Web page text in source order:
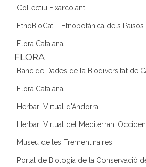
Col·lectiu Eixarcolant
EtnoBioCat – Etnobotànica dels Països
Flora Catalana
FLORA
Banc de Dades de la Biodiversitat de
Flora Catalana
Herbari Virtual d'Andorra
Herbari Virtual del Mediterrani
Museu de les Trementinaires
Portal de Biologia de la Conservació